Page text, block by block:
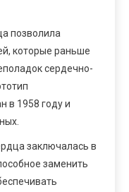
позволила
которые раньше
сердечно-
в 1958 году и
заключалась в
заменить